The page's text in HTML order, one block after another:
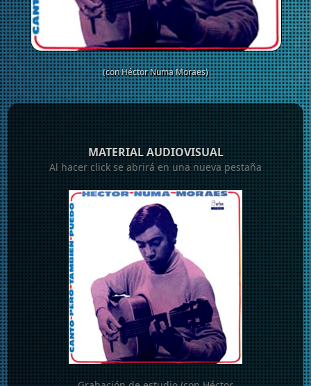
(con Héctor Numa Moraes)
MATERIAL AUDIOVISUAL
Al hacer click se abrirá en una nueva pestaña